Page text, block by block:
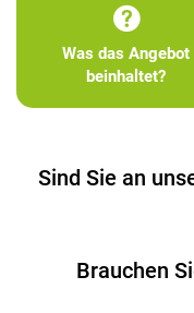
Was das Angebot
beinhaltet?
Sind Sie an
Brauchen